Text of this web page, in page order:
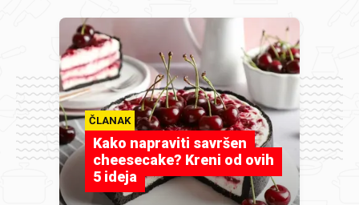
ČLANAK
Kako napraviti savršen
cheesecake? Kreni od ovih
5 ideja